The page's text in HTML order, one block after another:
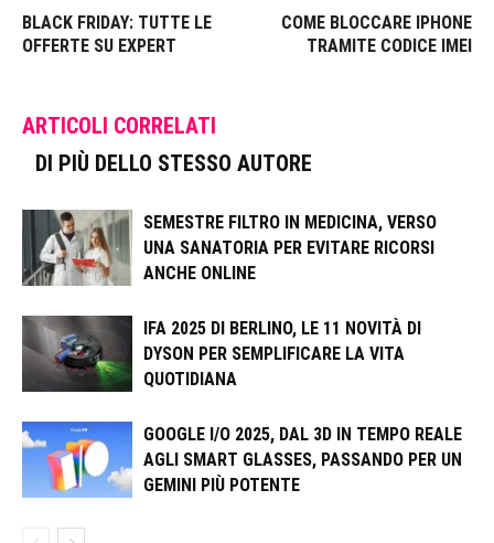
BLACK FRIDAY: TUTTE LE
OFFERTE SU EXPERT
COME BLOCCARE IPHONE
TRAMITE CODICE IMEI
ARTICOLI CORRELATI
DI PIÙ DELLO STESSO AUTORE
SEMESTRE FILTRO IN MEDICINA, VERSO
UNA SANATORIA PER EVITARE RICORSI
ANCHE ONLINE
IFA 2025 DI BERLINO, LE 11 NOVITÀ DI
DYSON PER SEMPLIFICARE LA VITA
QUOTIDIANA
GOOGLE I/O 2025, DAL 3D IN TEMPO REALE
AGLI SMART GLASSES, PASSANDO PER UN
GEMINI PIÙ POTENTE